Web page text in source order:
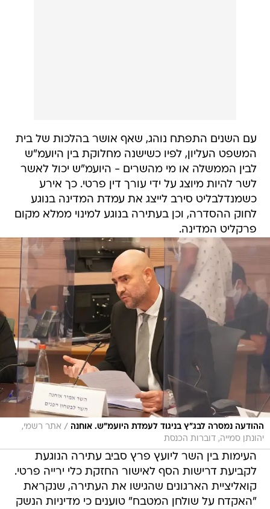
עם השנים התפתח נוהג, שאף אושר בהלכות של בית
המשפט העליון, לפיו כשישנה מחלוקת בין היועמ"ש
לבין הממשלה או מי מהשרים - היועמ"ש יכול לאשר
לשר להיות מיוצג על ידי עורך דין פרטי. כך אירע
כשמנדלבליט סירב לייצג את עמדת המדינה בנוגע
לחוק ההסדרה, וכן בעתירה בנוגע למינוי ממלא מקום
פרקליט המדינה.
ההודעה נמסרה לבג"ץ בניגוד לעמדת היועמ"ש. אוחנה / אתר רשמי,
יהונתן סמייה, דוברות הכנסת
העימות בין השר ליועץ פרץ סביב עתירה הנוגעת
לקביעת דרישות הסף לאישור החזקת כלי ירייה פרטי.
קואליציית הארגונים שהגישו את העתירה, שנקראת
"האקדח על שולחן המטבח" טוענים כי מדיניות הנשק